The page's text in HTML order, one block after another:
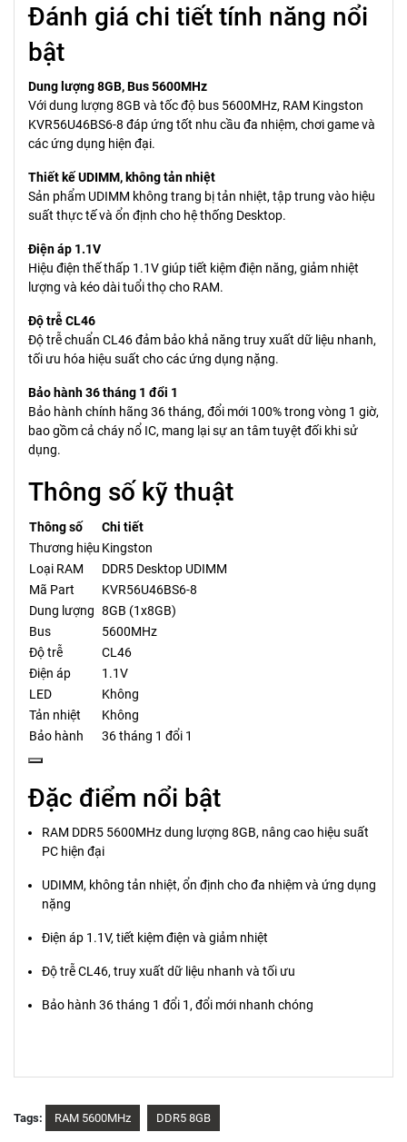
Đánh giá chi tiết tính năng nổi
bật
Dung lượng 8GB, Bus 5600MHz
Với dung lượng 8GB và tốc độ bus 5600MHz, RAM Kingston
KVR56U46BS6-8 đáp ứng tốt nhu cầu đa nhiệm, chơi game và
các ứng dụng hiện đại.
Thiết kế UDIMM, không tản nhiệt
Sản phẩm UDIMM không trang bị tản nhiệt, tập trung vào hiệu
suất thực tế và ổn định cho hệ thống Desktop.
Điện áp 1.1V
Hiệu điện thế thấp 1.1V giúp tiết kiệm điện năng, giảm nhiệt
lượng và kéo dài tuổi thọ cho RAM.
Độ trễ CL46
Độ trễ chuẩn CL46 đảm bảo khả năng truy xuất dữ liệu nhanh,
tối ưu hóa hiệu suất cho các ứng dụng nặng.
Bảo hành 36 tháng 1 đổi 1
Bảo hành chính hãng 36 tháng, đổi mới 100% trong vòng 1 giờ,
bao gồm cả cháy nổ IC, mang lại sự an tâm tuyệt đối khi sử
dụng.
Thông số kỹ thuật
Thông số
Chi tiết
Thương hiệu Kingston
Loại RAM
DDR5 Desktop UDIMM
Mã Part
KVR56U46BS6-8
Dung lượng 8GB (1x8GB)
Bus
5600MHz
Độ trễ
CL46
Điện áp
1.1V
LED
Không
Tản nhiệt
Không
Bảo hành
36 tháng 1 đổi 1
Đặc điểm nổi bật
RAM DDR5 5600MHz dung lượng 8GB, nâng cao hiệu suất
PC hiện đại
UDIMM, không tản nhiệt, ổn định cho đa nhiệm và ứng dụng
nặng
Điện áp 1.1V, tiết kiệm điện và giảm nhiệt
Độ trễ CL46, truy xuất dữ liệu nhanh và tối ưu
Bảo hành 36 tháng 1 đổi 1, đổi mới nhanh chóng
Tags: RAM 5600MHz DDR5 8GB